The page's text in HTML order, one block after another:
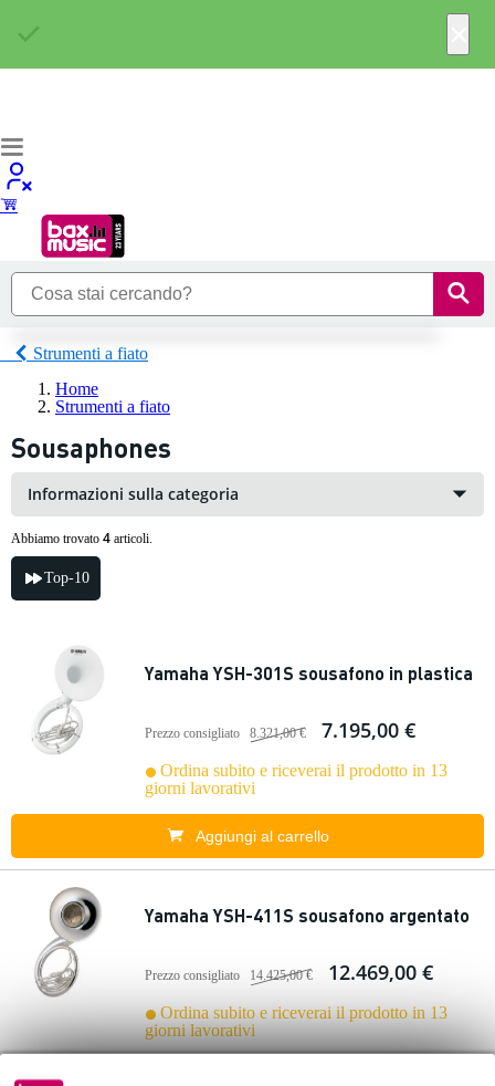
Strumenti a fiato
Home
Strumenti a fiato
Sousaphones
Informazioni sulla categoria
Abbiamo trovato 4 articoli.
Top-10
Yamaha YSH-301S sousafono in plastica
Prezzo consigliato 8.321,00 € 7.195,00 €
Ordina subito e riceverai il prodotto in 13
giorni lavorativi
Aggiungi al carrello
Yamaha YSH-411S sousafono argentato
Prezzo consigliato 14.425,00 € 12.469,00 €
Ordina subito e riceverai il prodotto in 13
giorni lavorativi